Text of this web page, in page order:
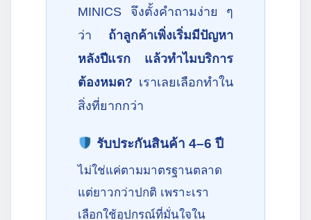
MINICS จึงตั้งคำถามง่าย ๆ
ว่า ถ้าลูกค้าเพิ่งเริ่มมีปัญหา
หลังปีแรก แล้วทำไมบริการ
ต้องหมด? เราเลยเลือกทำใน
สิ่งที่ยากกว่า
รับประกันสินค้า 4–6 ปี
ไม่ใช่แค่ตามมาตรฐานตลาด
แต่ยาวกว่าปกติ เพราะเรา
เลือกใช้อุปกรณ์ที่มั่นใจใน